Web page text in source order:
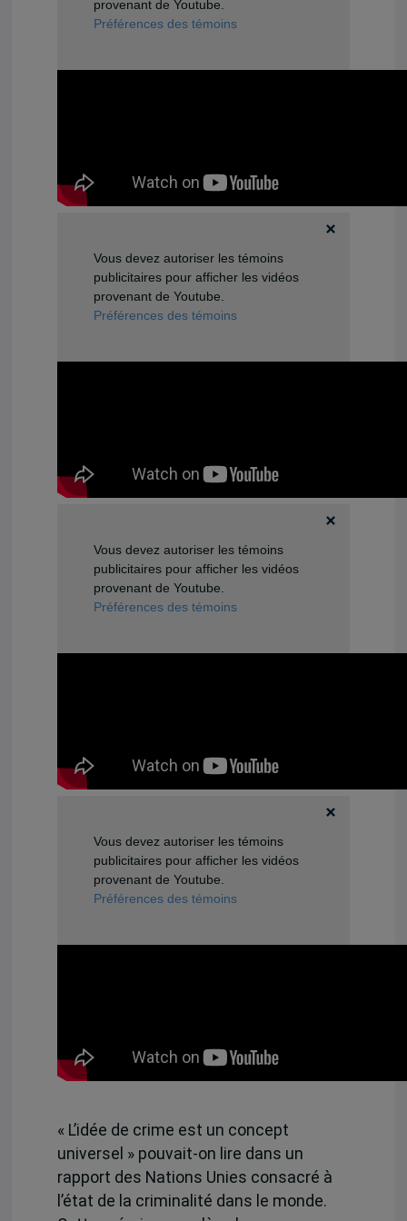
provenant de Youtube.
Préférences des témoins
Vous devez autoriser les témoins
publicitaires pour afficher les vidéos
provenant de Youtube.
Préférences des témoins
Vous devez autoriser les témoins
publicitaires pour afficher les vidéos
provenant de Youtube.
Préférences des témoins
Vous devez autoriser les témoins
publicitaires pour afficher les vidéos
provenant de Youtube.
Préférences des témoins
« L’idée de crime est un concept
universel » pouvait-on lire dans un
rapport des Nations Unies consacré à
l’état de la criminalité dans le monde.